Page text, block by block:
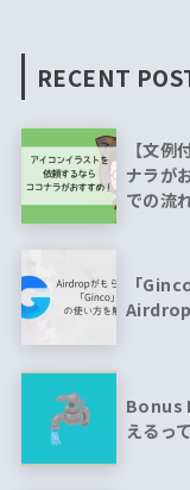
RECENT
【文
ナラが
での流
「
Airdrop
Bonus
えるっ